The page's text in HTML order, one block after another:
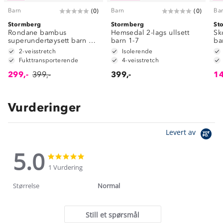
Barn (0)
Stormberg
Rondane bambus
superundertøysett barn 1-
7
2-veisstretch
Fukttransporterende
299,- 399,-
Barn (0)
Stormberg
Hemsedal 2-lags ullsett
barn 1-7
Isolerende
4-veisstretch
399,-
Vurderinger
Levert av
5.0
5.0
star
rating
1 Vurdering
Størrelse Normal
Still et spørsmål